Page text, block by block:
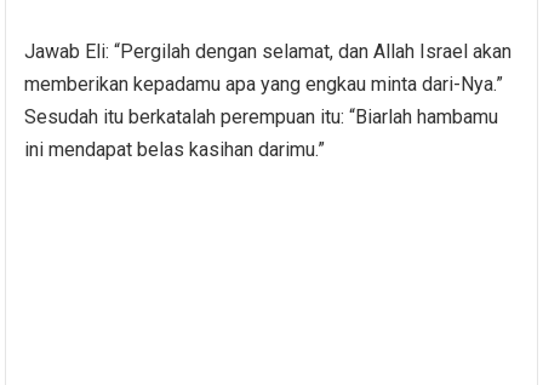
Jawab Eli: “Pergilah dengan selamat, dan Allah Israel akan
memberikan kepadamu apa yang engkau minta dari-Nya.”
Sesudah itu berkatalah perempuan itu: “Biarlah hambamu
ini mendapat belas kasihan darimu.”